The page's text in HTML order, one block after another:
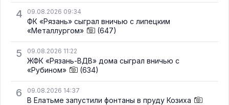
4 09.08.2026 09:34
ФК «Рязань» сыграл вничью с липецким
«Металлургом»
(647)
5 09.08.2026 11:22
ЖФК «Рязань-ВДВ» дома сыграл вничью с
«Рубином»
(634)
6 09.08.2026 14:37
В Елатьме запустили фонтаны в пруду Козиха